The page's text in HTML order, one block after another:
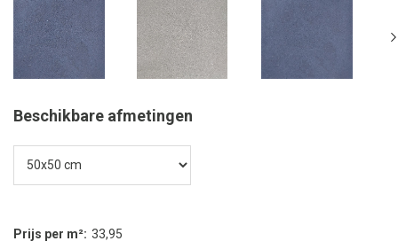
Beschikbare afmetingen
Prijs per m² 33,95